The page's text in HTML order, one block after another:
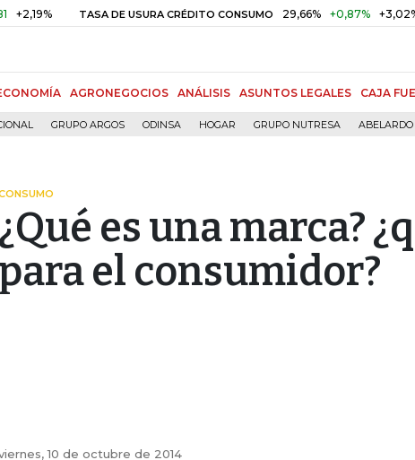
TASA DE USURA CRÉDITO CONSUMO 29,66% +0,87% +3,02%
AGRONEGOCIOS ANÁLISIS ASUNTOS LEGALES CAJA
GRUPO ARGOS ODINSA HOGAR GRUPO NUTRESA
¿Qué es una marca?
para el consumidor?
10 de octubre de 2014